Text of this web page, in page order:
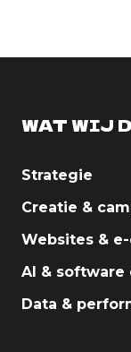
WAT WIJ
Strategie
Creatie &
Websites &
AI &
Data &